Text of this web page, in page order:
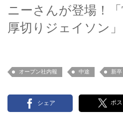
ニーさんが登場！「
厚切りジェイソン」
オープン社内報 中途 新卒
シェア ポス